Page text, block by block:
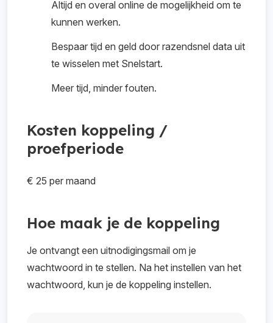
Altijd en overal online de mogelijkheid om te
kunnen werken.
Bespaar tijd en geld door razendsnel data uit
te wisselen met Snelstart.
Meer tijd, minder fouten.
Kosten koppeling /
proefperiode
€ 25 per maand
Hoe maak je de koppeling
Je ontvangt een uitnodigingsmail om je
wachtwoord in te stellen. Na het instellen van het
wachtwoord, kun je de koppeling instellen.